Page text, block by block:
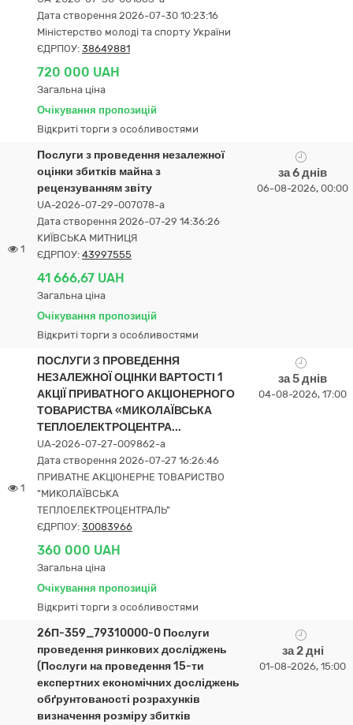
Дата створення 2026-07-30 10:23:16
Міністерство молоді та спорту України
ЄДРПОУ: 38649881
720 000 UAH
Загальна ціна
Очікування пропозицій
Відкриті торги з особливостями
1
Послуги з проведення незалежної
оцінки збитків майна з
рецензуванням звіту
UA-2026-07-29-007078-a
Дата створення 2026-07-29 14:36:26
КИЇВСЬКА МИТНИЦЯ
ЄДРПОУ: 43997555
41 666,67 UAH
Загальна ціна
Очікування пропозицій
Відкриті торги з особливостями
за 6 днів
06-08-2026, 00:00
1
ПОСЛУГИ З ПРОВЕДЕННЯ
НЕЗАЛЕЖНОЇ ОЦІНКИ ВАРТОСТІ 1
АКЦІЇ ПРИВАТНОГО АКЦІОНЕРНОГО
ТОВАРИСТВА «МИКОЛАЇВСЬКА
ТЕПЛОЕЛЕКТРОЦЕНТРА...
UA-2026-07-27-009862-a
Дата створення 2026-07-27 16:26:46
ПРИВАТНЕ АКЦІОНЕРНЕ ТОВАРИСТВО
"МИКОЛАЇВСЬКА
ТЕПЛОЕЛЕКТРОЦЕНТРАЛЬ"
ЄДРПОУ: 30083966
360 000 UAH
Загальна ціна
Очікування пропозицій
Відкриті торги з особливостями
за 5 днів
04-08-2026, 17:00
26П-359_79310000-0 Послуги
проведення ринкових досліджень
(Послуги на проведення 15-ти
експертних економічних досліджень
обґрунтованості розрахунків
визначення розміру збитків
за 2 дні
01-08-2026, 15:00